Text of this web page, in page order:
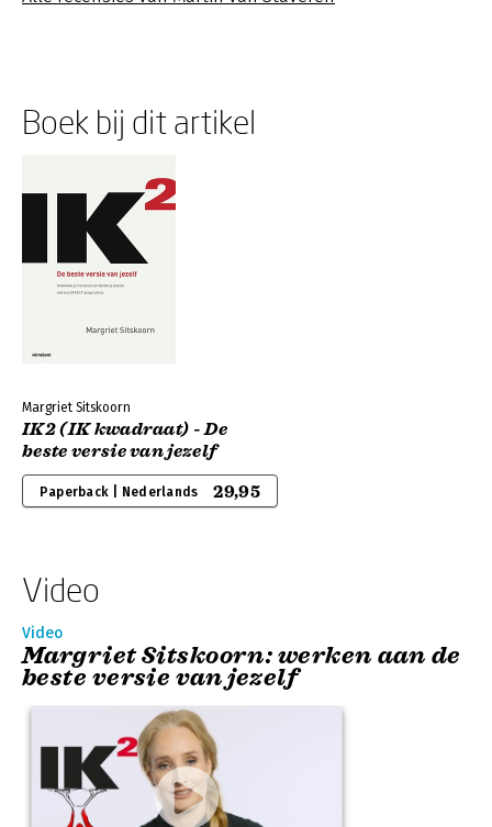
Boek bij dit artikel
Margriet Sitskoorn
IK2 (IK kwadraat) - De
beste versie van jezelf
Paperback | Nederlands 29,95
Video
Video
Margriet Sitskoorn: werken aan de
beste versie van jezelf